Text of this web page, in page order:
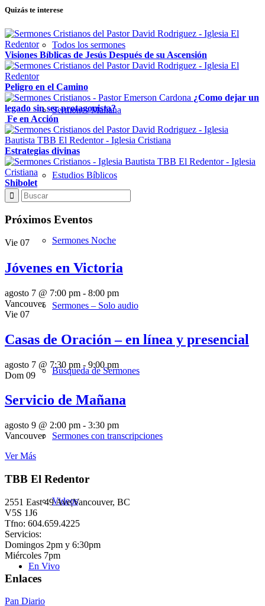
Todos los sermones
Sermones Mañana
Estudios Bíblicos
Sermones Noche
Sermones – Solo audio
Búsqueda de Sermones
Sermones con transcripciones
Videos
En Vivo
Quizás te interese
Visiones Bíblicas de Jesús Después de su Ascensión
Peligro en el Camino
¿Como dejar un
legado sin ser protagonista?
Fe en Acción
Estrategias divinas
Shibolet
Próximos Eventos
Vie 07
Jóvenes en Victoria
agosto 7 @ 7:00 pm - 8:00 pm
Vancouver
Vie 07
Casas de Oración – en línea y presencial
agosto 7 @ 7:30 pm - 9:00 pm
Dom 09
Servicio de Mañana
agosto 9 @ 2:00 pm - 3:30 pm
Vancouver
Ver Más
TBB El Redentor
2551 East 49 Ave|Vancouver, BC
V5S 1J6
Tfno: 604.659.4225
Servicios:
Domingos 2pm y 6:30pm
Miércoles 7pm
Enlaces
Pan Diario